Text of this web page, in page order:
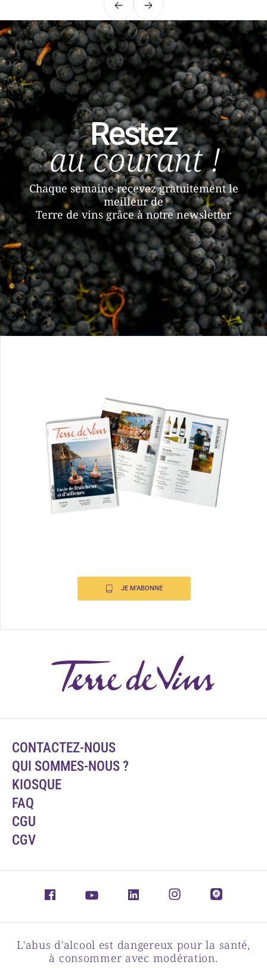
PrécédentSuivant
Restez
au courant !
Chaque semaine recevez gratuitement le
meilleur de
Terre de vins grâce à notre newsletter
JE M'ABONNE
CONTACTEZ-NOUS
QUI SOMMES-NOUS ?
KIOSQUE
FAQ
CGU
CGV
L'abus d'alcool est dangereux pour la santé,
à consommer avec modération.